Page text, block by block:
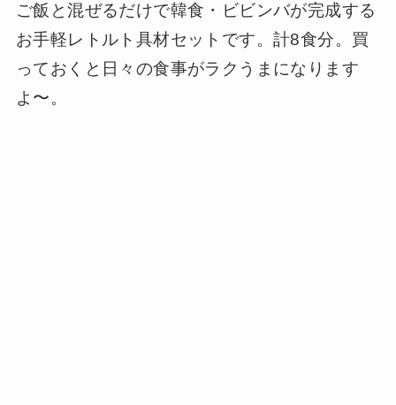
ご飯と混ぜるだけで韓食・ビビンバが完成する
お手軽レトルト具材セットです。計8食分。買
っておくと日々の食事がラクうまになります
よ〜。